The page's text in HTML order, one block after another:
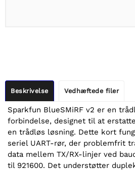
Beskrivelse Vedhæftede filer
Sparkfun BlueSMiRF v2 er en
forbindelse, designet til at
en trådløs løsning. Dette kort
seriel UART-rør, der problemfrit
data mellem TX/RX-linjer ved
til 921600. Det understøtter